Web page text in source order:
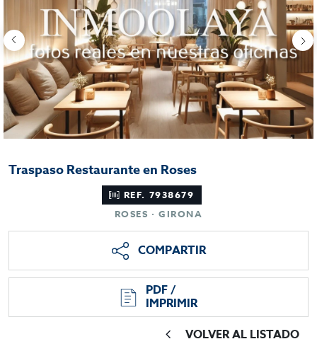
Traspaso Restaurante en Roses
REF. 7938679
ROSES · GIRONA
COMPARTIR
PDF /
IMPRIMIR
VOLVER AL LISTADO